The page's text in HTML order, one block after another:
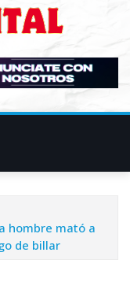
hombre mató a
de billar